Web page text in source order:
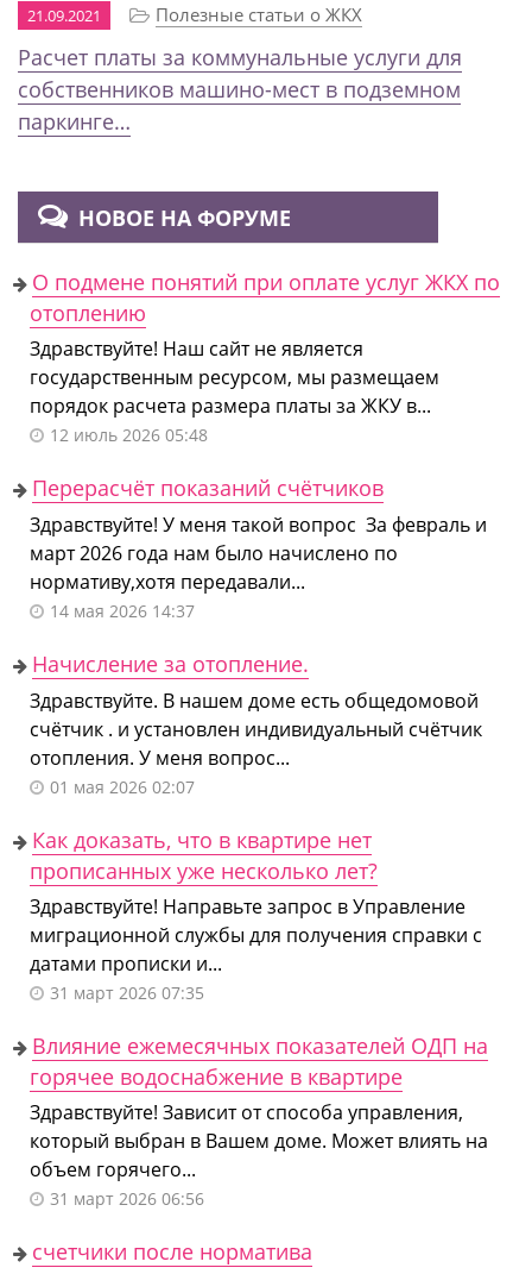
21.09.2021 Полезные статьи о ЖКХ
Расчет платы за коммунальные услуги для
собственников машино-мест в подземном
паркинге…
НОВОЕ НА ФОРУМЕ
О подмене понятий при оплате услуг ЖКХ по
отоплению
Здравствуйте! Наш сайт не является
государственным ресурсом, мы размещаем
порядок расчета размера платы за ЖКУ в...
12 июль 2026 05:48
Перерасчёт показаний счётчиков
Здравствуйте! У меня такой вопрос За февраль и
март 2026 года нам было начислено по
нормативу,хотя передавали...
14 мая 2026 14:37
Начисление за отопление.
Здравствуйте. В нашем доме есть общедомовой
счётчик . и установлен индивидуальный счётчик
отопления. У меня вопрос...
01 мая 2026 02:07
Как доказать, что в квартире нет
прописанных уже несколько лет?
Здравствуйте! Направьте запрос в Управление
миграционной службы для получения справки с
датами прописки и...
31 март 2026 07:35
Влияние ежемесячных показателей ОДП на
горячее водоснабжение в квартире
Здравствуйте! Зависит от способа управления,
который выбран в Вашем доме. Может влиять на
объем горячего...
31 март 2026 06:56
счетчики после норматива